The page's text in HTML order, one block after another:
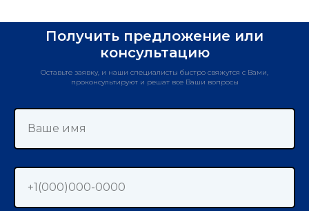
Получить предложение или
консультацию
Оставьте заявку, и наши специалисты быстро свяжутся с Вами,
проконсультируют и решат все Ваши вопросы
Ваше имя
+1(000)000-0000